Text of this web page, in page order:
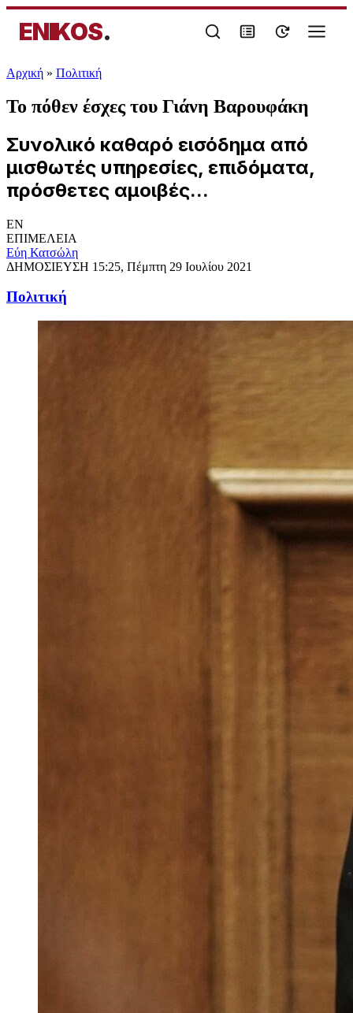
ENIKOS.
Αρχική » Πολιτική
Το πόθεν έσχες του Γιάνη Βαρουφάκη
Συνολικό καθαρό εισόδημα από
μισθωτές υπηρεσίες, επιδόματα,
πρόσθετες αμοιβές...
EN
ΕΠΙΜΕΛΕΙΑ
Εύη Κατσώλη
ΔΗΜΟΣΙΕΥΣΗ 15:25, Πέμπτη 29 Ιουλίου 2021
Πολιτική